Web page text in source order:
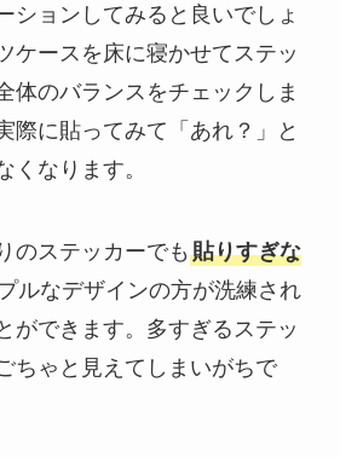
ションしてみると良いでしょ
ケースを床に寝かせてステッ
体のバランスをチェックしま
際に貼ってみて「あれ？」と
くなります。
のステッカーでも 貼りすぎな
ルなデザインの方が洗練され
ができます。多すぎるステッ
ちゃと見えてしまいがちで